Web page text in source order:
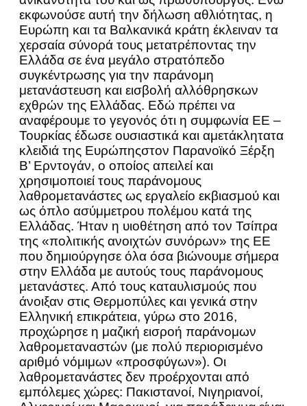
εκφωνούσε αυτή την δήλωση αθλιότητας, η
Ευρώπη και τα Βαλκανικά κράτη έκλειναν τα
χερσαία σύνορά τους μετατρέποντας την
Ελλάδα σε ένα μεγάλο στρατόπεδο
συγκέντρωσης για την παράνομη
μετανάστευση και εισβολή αλλόθρησκων
εχθρών της Ελλάδας. Εδώ πρέπει να
αναφέρουμε το γεγονός ότι η συμφωνία ΕΕ –
Τουρκίας έδωσε ουσιαστικά και αμετάκλητατα
κλειδιά της Ευρώπηςστον Παρανοϊκό Ξέρξη
Β’ Ερντογάν, ο οποίος απειλεί και
χρησιμοποιεί τους παράνομους
λαθρομετανάστες ως εργαλείο εκβιασμού και
ως όπλο ασύμμετρου πολέμου κατά της
Ελλάδας. Ήταν η υιοθέτηση από τον Τσίπρα
της «πολιτικής ανοιχτών συνόρων» της ΕΕ
που δημιούργησε όλα όσα βιώνουμε σήμερα
στην Ελλάδα με αυτούς τους παράνομους
μετανάστες. Από τους καταυλισμούς που
άνοιξαν στις Θερμοπύλες και γενικά στην
Ελληνική επικράτεια, γύρω στο 2016,
προχώρησε η μαζική εισροή παράνομων
λαθρομεταναστών (με πολύ περιορισμένο
αριθμό νόμιμων «προσφύγων»). Οι
λαθρομετανάστες δεν προέρχονται από
εμπόλεμες χώρες: Πακιστανοί, Νιγηριανοί,